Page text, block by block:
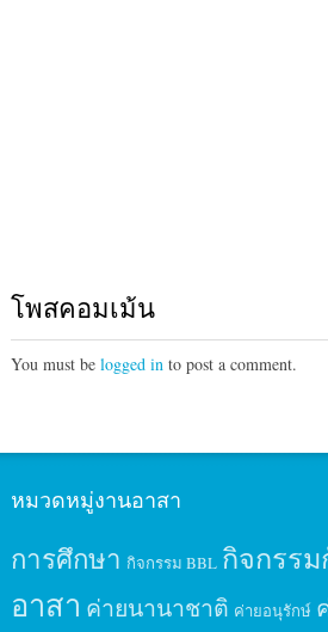
โพสคอมเม้น
You must be logged into post a comment.
หมวดหมู่งานอาสา
การศึกษา กิจกรรม BBL กิจกรรม
อาสา ค่ายนานาชาติ ค่ายอนุรักษ์